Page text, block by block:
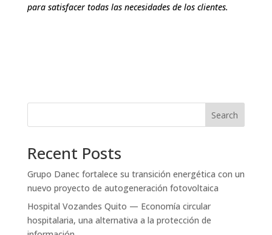
para satisfacer todas las necesidades de los clientes.
Search
Recent Posts
Grupo Danec fortalece su transición energética con un
nuevo proyecto de autogeneración fotovoltaica
Hospital Vozandes Quito — Economía circular
hospitalaria, una alternativa a la protección de